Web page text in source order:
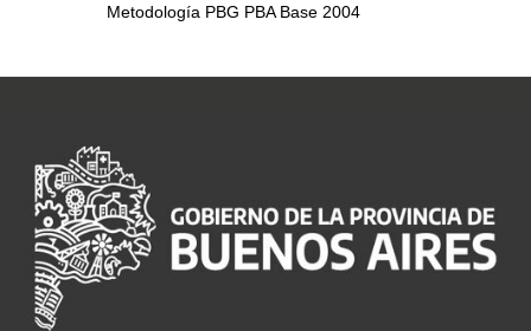
Metodología PBG PBA Base 2004